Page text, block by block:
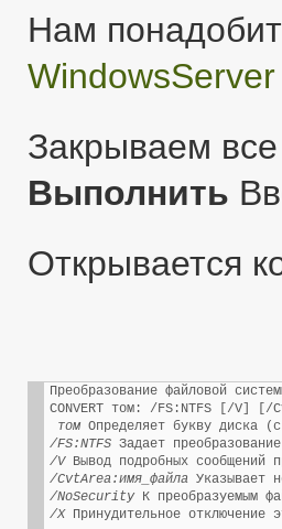
Нам
WindowsServer
Закрываем
Выполнить
Открывается
Преобразование файловой
CONVERT том: /FS:NTFS [/V]
том Определяет букву диска
/FS:NTFS Задает
/V Вывод подробных сообщений
/CvtArea:имя_файла Указывает
/NoSecurity К преобразуемым
/X Принудительное отключение